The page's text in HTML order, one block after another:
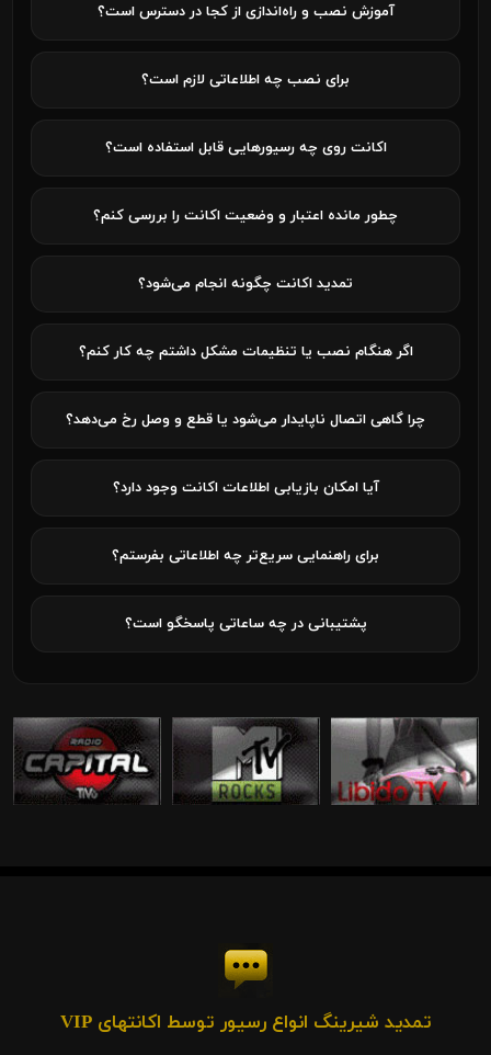
آموزش نصب و راه‌اندازی از کجا در دسترس است؟
برای نصب چه اطلاعاتی لازم است؟
اکانت روی چه رسیورهایی قابل استفاده است؟
چطور مانده اعتبار و وضعیت اکانت را بررسی کنم؟
تمدید اکانت چگونه انجام می‌شود؟
اگر هنگام نصب یا تنظیمات مشکل داشتم چه کار کنم؟
چرا گاهی اتصال ناپایدار می‌شود یا قطع و وصل رخ می‌دهد؟
آیا امکان بازیابی اطلاعات اکانت وجود دارد؟
برای راهنمایی سریع‌تر چه اطلاعاتی بفرستم؟
پشتیبانی در چه ساعاتی پاسخگو است؟
تمدید شیرینگ انواع رسیور توسط اکانتهای VIP